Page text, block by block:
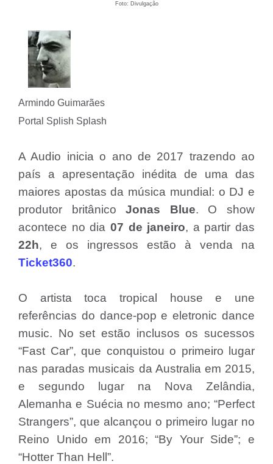
Foto: Divulgação
Armindo Guimarães
Portal Splish Splash
A Audio inicia o ano de 2017 trazendo ao
país a apresentação inédita de uma das
maiores apostas da música mundial: o DJ e
produtor britânicoJonas Blue. O show
acontece no dia 07 de janeiro, a partir das
22h, e os ingressos estão à venda na
Ticket360.
O artista toca tropical house e une
referências do dance-pop e eletronic dance
music. No set estão inclusos os sucessos
“Fast Car”, que conquistou o primeiro lugar
nas paradas musicais da Australia em 2015,
e segundo lugar na Nova Zelândia,
Alemanha e Suécia no mesmo ano; “Perfect
Strangers”, que alcançou o primeiro lugar no
Reino Unido em 2016; “By Your Side”; e
“Hotter Than Hell”.